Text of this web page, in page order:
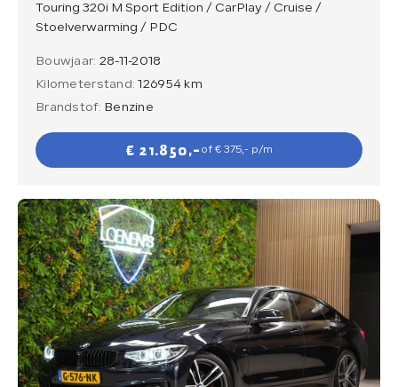
Touring 320i M Sport Edition / CarPlay / Cruise /
Stoelverwarming / PDC
Bouwjaar: 28-11-2018
Kilometerstand:126954 km
Brandstof: Benzine
€ 21.850,- of € 375,- p/m